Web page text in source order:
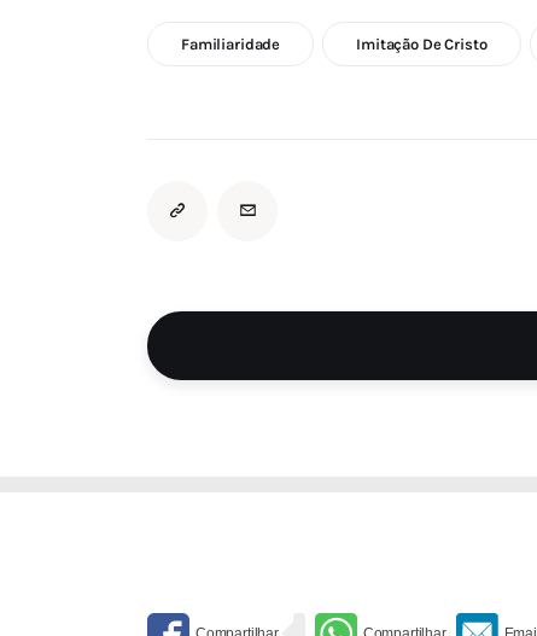
Familiaridade Imitação De Cristo